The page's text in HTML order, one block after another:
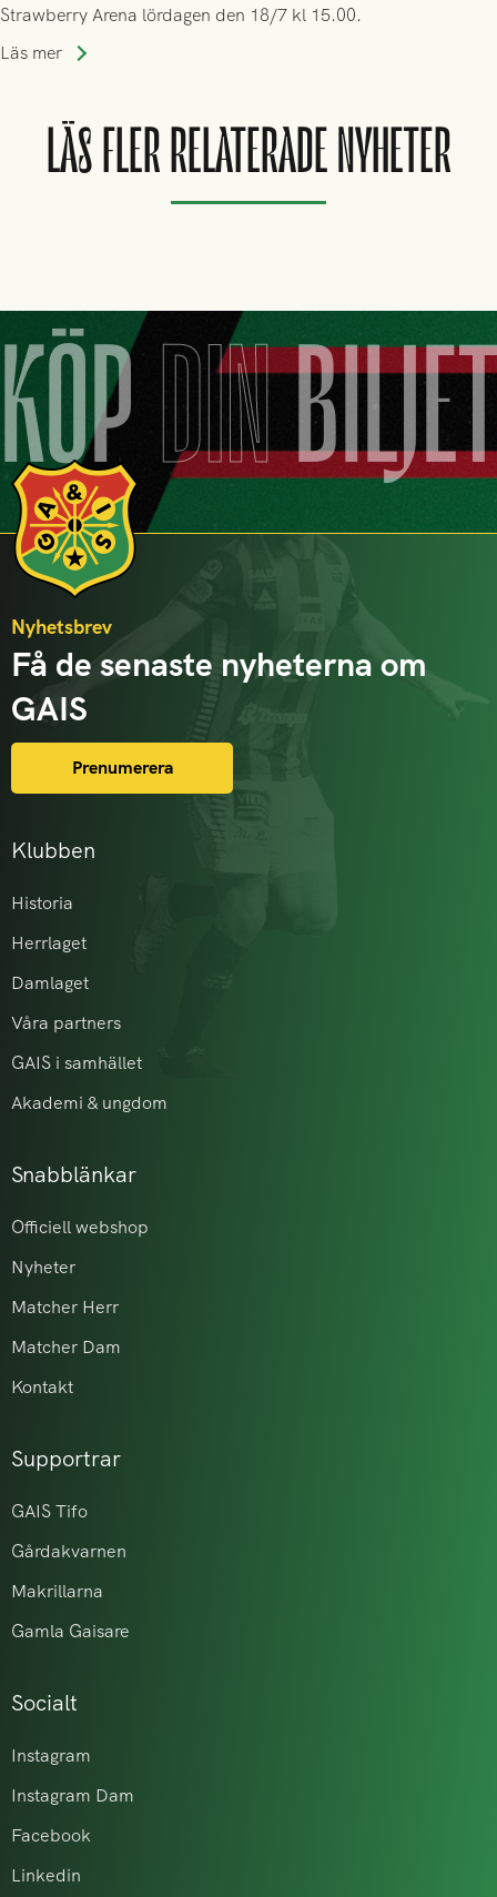
Strawberry Arena lördagen den 18/7 kl 15.00.
Läs mer
LÄS FLER RELATERADE NYHETER
KÖPDIN
Klubben
Historia
Herrlaget
Damlaget
Våra partners
GAIS i samhället
Akademi & ungdom
Snabblänkar
Officiell webshop
Nyheter
Matcher Herr
Matcher Dam
Kontakt
Supportrar
GAIS Tifo
Gårdakvarnen
Makrillarna
Gamla Gaisare
Socialt
Instagram
Instagram Dam
Facebook
Linkedin
Nyhetsbrev
Få de senaste nyheterna om
GAIS
Prenumerera